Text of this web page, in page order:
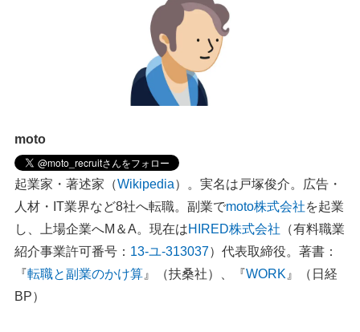
moto
起業家・著述家（Wikipedia）。実名は戸塚俊介。広告・
人材・IT業界など8社へ転職。副業でmoto株式会社を起業
し、上場企業へM＆A。現在はHIRED株式会社 （有料職業
紹介事業許可番号： 13-ユ-313037）代表取締役。著書：
『転職と副業のかけ算 』（扶桑社）、『WORK 』（日経
BP）